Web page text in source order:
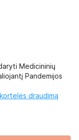
Medicininių
Pandemijos
draudimą